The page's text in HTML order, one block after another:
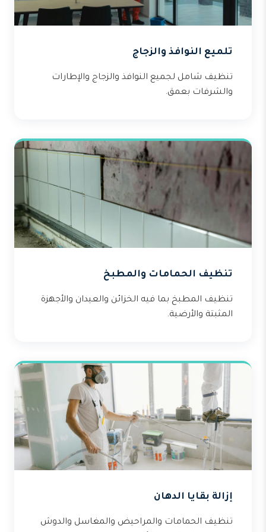
تلميع النوافذ والزجاج
تنظيف شامل لجميع النوافذ والزجاج والإطارات
والشرفات بعمق.
تنظيف الحمامات والمطبخ
تنظيف المطبخ بما فيه الخزائن والعيدان والأجهزة
المثبتة والأرضية.
إزالة بقايا الدهان
تنظيف الحمامات والمراحيض والمغاسل والدوش